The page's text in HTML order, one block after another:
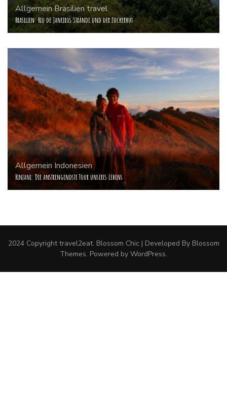
Allgemein Brasilien travel
Brasilien: Rio de Janeiros Strände und der Zuckerhut
Allgemein Indonesien
Rinjani: Die anstrengendste Tour unseres Lebens
2024 Copyrighttravel2eat. Blossom Chic | Developed By Blossom
Themes. Powered by WordPress.